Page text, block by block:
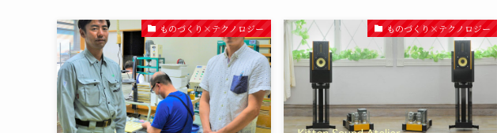
ものづくり×テクノロジー ものづくり×テクノロジー